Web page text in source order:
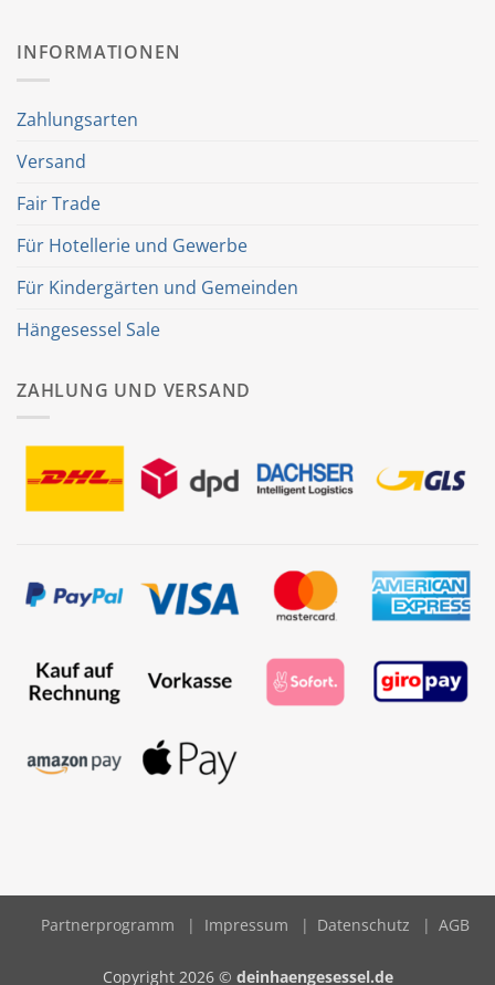
INFORMATIONEN
Zahlungsarten
Versand
Fair Trade
Für Hotellerie und Gewerbe
Für Kindergärten und Gemeinden
Hängesessel Sale
ZAHLUNG UND VERSAND
Partnerprogramm Impressum Datenschutz AGB
Copyright 2026 © deinhaengesessel.de